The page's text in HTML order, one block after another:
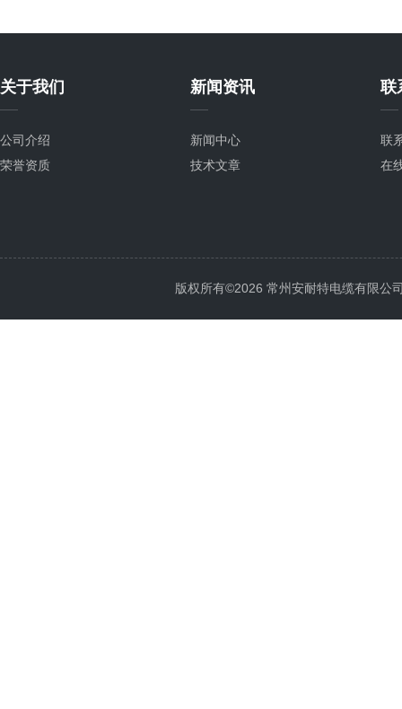
关于我们
公司介绍
荣誉资质
新闻资讯
新闻中心
技术文章
联
联
在
版权所有©2026 常州安耐特电缆有限